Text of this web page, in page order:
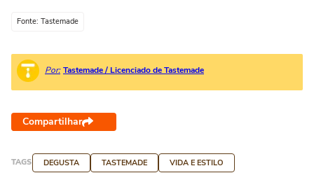
Fonte: Tastemade
Por: Tastemade / Licenciado de Tastemade
Compartilhar
TAGS DEGUSTA TASTEMADE VIDA E ESTILO